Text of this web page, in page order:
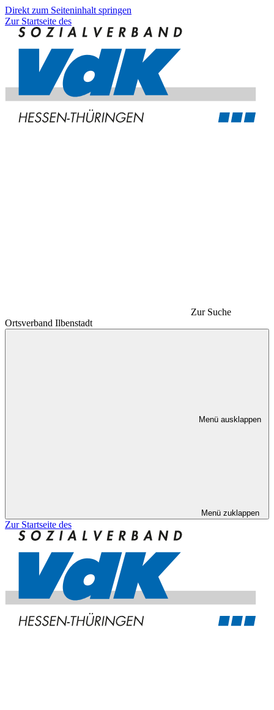
Direkt zum Seiteninhalt springen
Zur Startseite des
Zur Suche
Ortsverband Ilbenstadt
Menü ausklappen
Menü zuklappen
Zur Startseite des